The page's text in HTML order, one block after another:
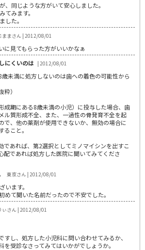
、同じような方がいて安心しました。
てみます。
した。
ままさん | 2012/08/01
に見てもらった方がいいかなぁ
にくいのは | 2012/08/01
歳未満に処方しないのは歯への着色の可能性から
粋）
成期にある8歳未満の小児）に投与した場合、歯
ル質形成不全、また、一過性の骨発育不全を起
で、他の薬剤が使用できないか、無効の場合に
ること。
であれば、第2選択としてミノマイシンを出すこ
配であれば処方した医院に聞いてみてくださ
東京さん | 2012/08/01
います。
めて聞いた名前だったので不安でした。
ぃさん | 2012/08/01
すし、処方した小児科に問い合わせてみるか、
を受診なさってみてはいかがでしょうか。